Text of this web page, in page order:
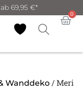
69,95 €*
0
Wanddeko / Meri